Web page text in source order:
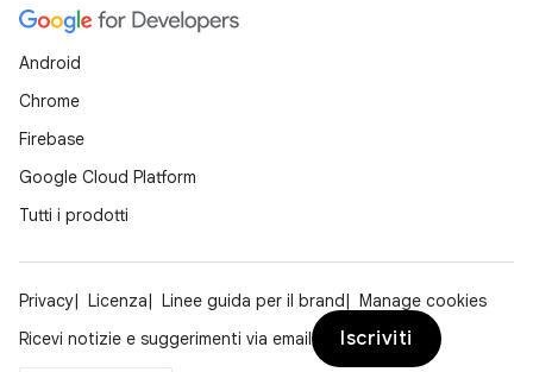
Android
Chrome
Firebase
Google Cloud Platform
Tutti i prodotti
Privacy Licenza Linee guida per il brand
Manage cookies
Ricevi notizie e suggerimenti via email
Iscriviti